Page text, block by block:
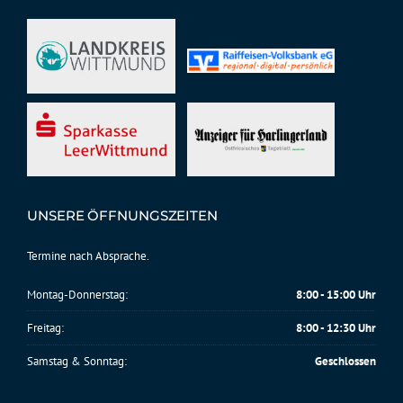
UNSERE ÖFFNUNGSZEITEN
Termine nach Absprache.
Montag-Donnerstag: 8:00 - 15:00 Uhr
Freitag: 8:00 - 12:30 Uhr
Samstag & Sonntag: Geschlossen